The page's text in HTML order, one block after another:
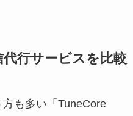
行サービスを比較
も多い「TuneCore